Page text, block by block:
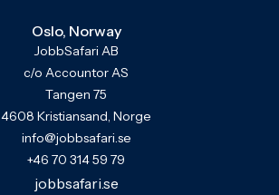
Oslo, Norway
JobbSafari AB
c/o Accountor AS
Tangen 75
4608 Kristiansand, Norge
info@jobbsafari.se
+46 70 314 59 79
jobbsafari.se